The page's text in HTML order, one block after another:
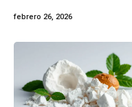
febrero 26, 2026